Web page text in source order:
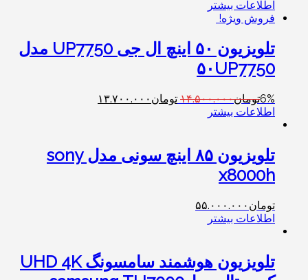
اطلاعات بیشتر
فروش ویژه!
تلویزیون ۵۰ اینچ ال جی UP7750 مدل
۵۰UP7750
6%تومان۱۴.۵۰۰.۰۰۰ تومان ۱۳.۷۰۰.۰۰۰
اطلاعات بیشتر
تلویزیون ۸۵ اینچ سونی مدل sony
x8000h
تومان ۵۵.۰۰۰.۰۰۰
اطلاعات بیشتر
‎تلویزیون هوشمند سامسونگ UHD 4K